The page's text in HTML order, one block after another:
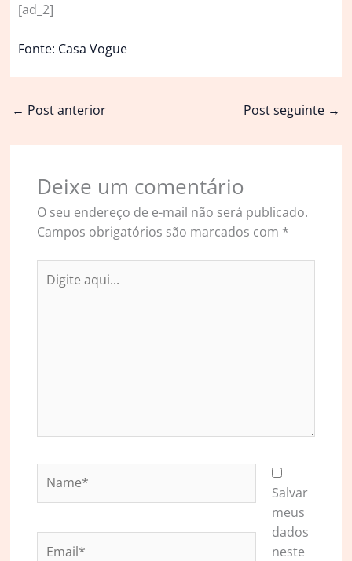
[ad_2]
Fonte: Casa Vogue
← Post anterior Post seguinte →
Deixe um comentário
O seu endereço de e-mail não será publicado.
Campos obrigatórios são marcados com *
aqui...
Salvar
meus
dados
neste